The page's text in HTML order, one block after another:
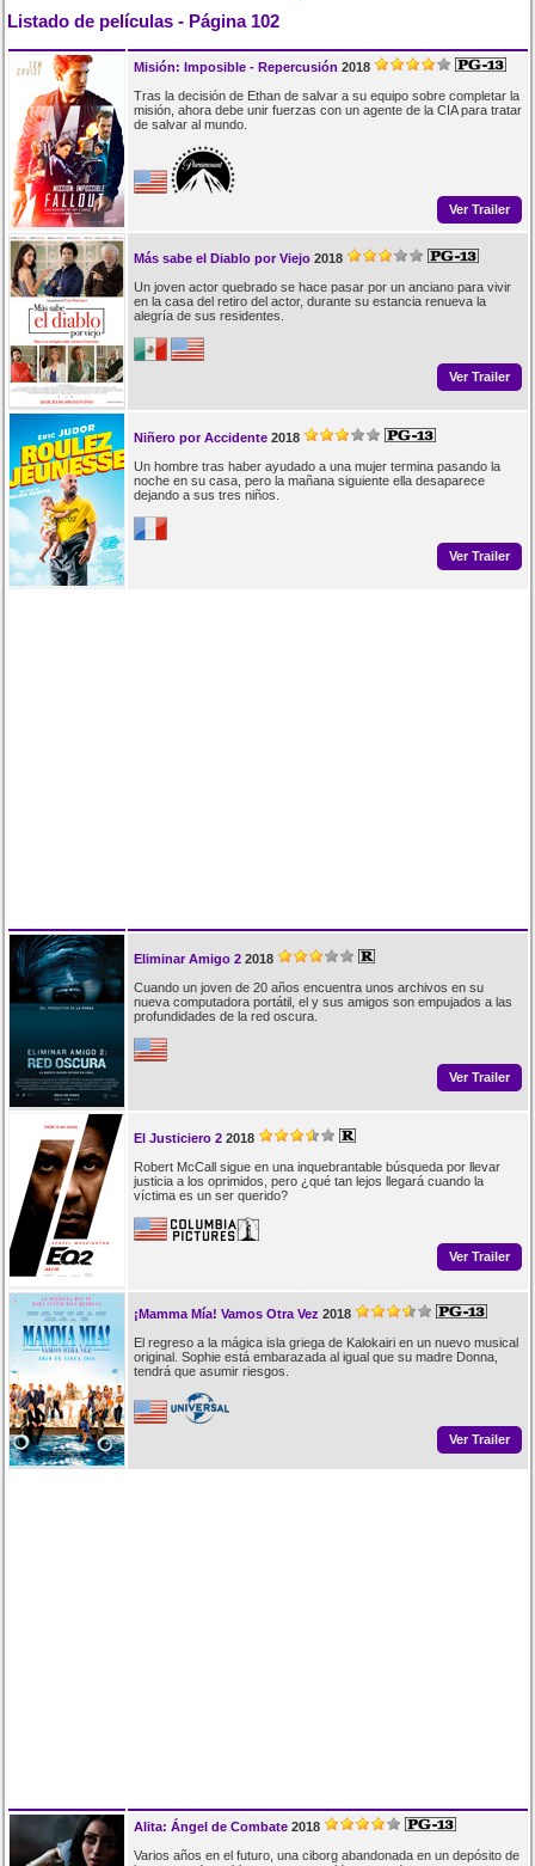
Listado de películas - Página 102
Misión: Imposible - Repercusión 2018
Tras la decisión de Ethan de salvar a su equipo sobre completar la
misión, ahora debe unir fuerzas con un agente de la CIA para tratar
de salvar al mundo.
Ver Trailer
Más sabe el Diablo por Viejo 2018
Un joven actor quebrado se hace pasar por un anciano para vivir
en la casa del retiro del actor, durante su estancia renueva la
alegría de sus residentes.
Ver Trailer
Niñero por Accidente 2018
Un hombre tras haber ayudado a una mujer termina pasando la
noche en su casa, pero la mañana siguiente ella desaparece
dejando a sus tres niños.
Ver Trailer
Eliminar Amigo 2 2018
Cuando un joven de 20 años encuentra unos archivos en su
nueva computadora portátil, el y sus amigos son empujados a las
profundidades de la red oscura.
Ver Trailer
El Justiciero 2 2018
Robert McCall sigue en una inquebrantable búsqueda por llevar
justicia a los oprimidos, pero ¿qué tan lejos llegará cuando la
víctima es un ser querido?
Ver Trailer
¡Mamma Mía! Vamos Otra Vez 2018
El regreso a la mágica isla griega de Kalokairi en un nuevo musical
original. Sophie está embarazada al igual que su madre Donna,
tendrá que asumir riesgos.
Ver Trailer
Alita: Ángel de Combate 2018
Varios años en el futuro, una ciborg abandonada en un depósito de